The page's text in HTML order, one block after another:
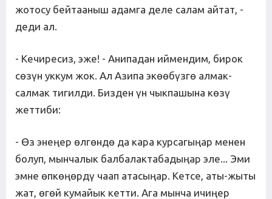
жотосу бейтааныш адамга деле салам айтат, -
деди ал.
- Кечиресиз, эже! - Анипадан иймендим, бирок
сөзүн уккум жок. Ал Азипа экөөбүзгө алмак-
салмак тигилди. Бизден үн чыкпашына көзү
жеттиби:
- Өз энеңер өлгөндө да кара курсагыңар менен
болуп, мынчалык балбалактабадыңар эле... Эми
эмне өпкөңөрдү чаап атасыңар. Кетсе, аты-жыты
жат, өгөй кумайык кетти. Ага мынча ичиңер